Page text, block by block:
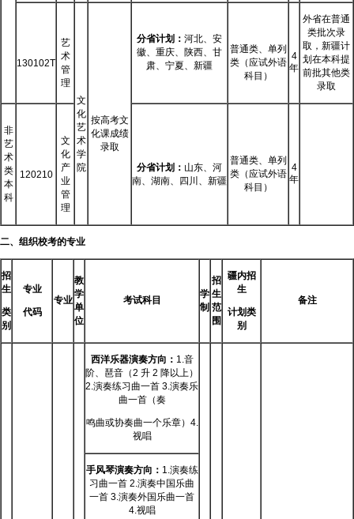
130102T
艺
术
管
理
文
化
艺
术
学
院
按高考文
化课成绩
录取
分省计划： 河北、安
徽、重庆、陕西、甘
肃、宁夏、新疆
普通类、单列
类（应试外语
科目）
4
年
外省在普通
类批次录
取，新疆计
划在本科提
前批其他类
录取
非
艺
术
类
本
科
120210
文
化
产
业
管
理
分省计划： 山东、河
南、湖南、四川、新疆
普通类、单列
类（应试外语
科目）
4
年
二、组织校考的专业
招
生
类
别
专业
代码
专业
教
学
单
位
考试科目
学
制
招
生
范
围
疆内招
生
计划类
别
备注
西洋乐器演奏方向： 1.音
阶、琶音（2 升 2 降以上）
2.演奏练习曲一首 3.演奏乐
曲一首（奏
鸣曲或协奏曲一个乐章）4.
视唱
手风琴演奏方向： 1.演奏练
习曲一首 2.演奏中国乐曲
一首 3.演奏外国乐曲一首
4.视唱